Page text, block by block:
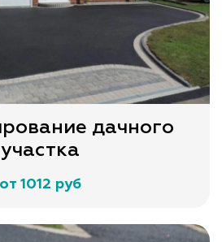
дачного
участка
от 1012 руб